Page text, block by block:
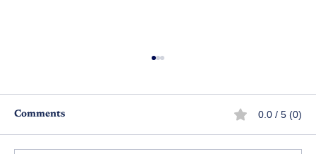
Comments 0.0 / 5 (0)